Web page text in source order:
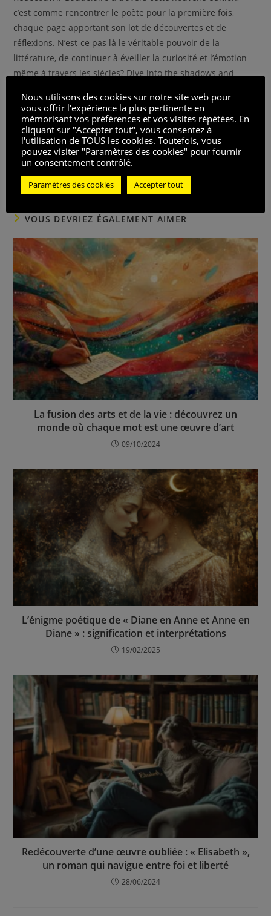
c’est comme rencontrer le poète pour la première fois,
chaque page apportant son lot de découvertes et de
réflexions. N’est-ce pas là le véritable pouvoir de la
littérature, de continuer à éveiller la curiosité et l’émotion
même à travers les siècles? Dive into the shadows and
just poetry—you may find a mirror reflecting the
complexities of the human soul.
Notez ce post
Vues des publications : 243
VOUS DEVRIEZ ÉGALEMENT AIMER
La fusion des arts et de la vie : découvrez un
monde où chaque mot est une œuvre d’art
09/10/2024
L’énigme poétique de « Diane en Anne et Anne en
Diane » : signification et interprétations
19/02/2025
Redécouverte d’une œuvre oubliée : « Elisabeth »,
un roman qui navigue entre foi et liberté
28/06/2024
Nous utilisons des cookies sur notre site web pour
vous offrir l'expérience la plus pertinente en
mémorisant vos préférences et vos visites répétées. En
cliquant sur "Accepter tout", vous consentez à
l'utilisation de TOUS les cookies. Toutefois, vous
pouvez visiter "Paramètres des cookies" pour fournir
un consentement contrôlé.
Paramètres des cookies Accepter tout